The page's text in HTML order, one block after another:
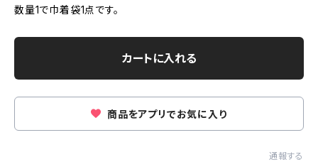
数量1で巾着袋1点です。
カートに入れる
商品をアプリでお気に入り
通報する